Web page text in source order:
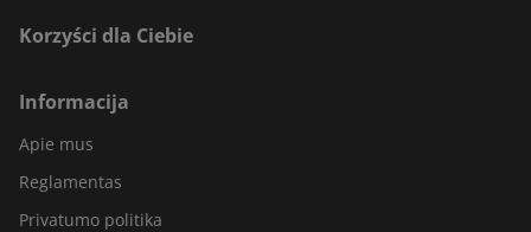
Korzyści dla Ciebie
Informacija
Apie mus
Reglamentas
Privatumo politika